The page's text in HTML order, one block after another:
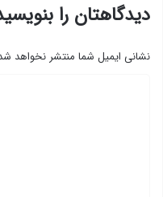
دیدگاهتان را
نشانی ایمیل شما منتشر نخواهد